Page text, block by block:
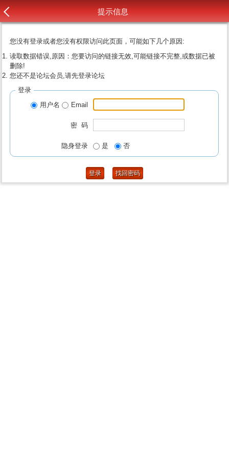
提示信息
您没有登录或者您没有权限访问此页面，可能如下几个原因:
读取数据错误,原因：您要访问的链接无效,可能链接不完整,或数据已被
删除!
您还不是论坛会员,请先登录论坛
登录
用户名
Email
密 码
隐身登录 是 否